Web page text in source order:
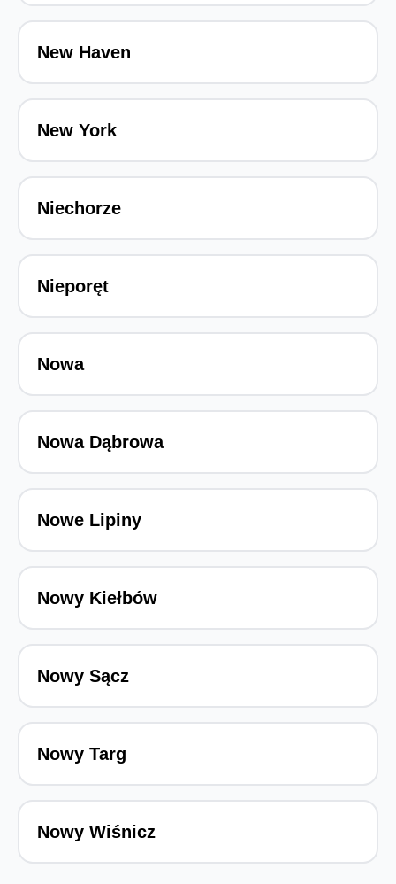
New Haven
New York
Niechorze
Nieporęt
Nowa
Nowa Dąbrowa
Nowe Lipiny
Nowy Kiełbów
Nowy Sącz
Nowy Targ
Nowy Wiśnicz